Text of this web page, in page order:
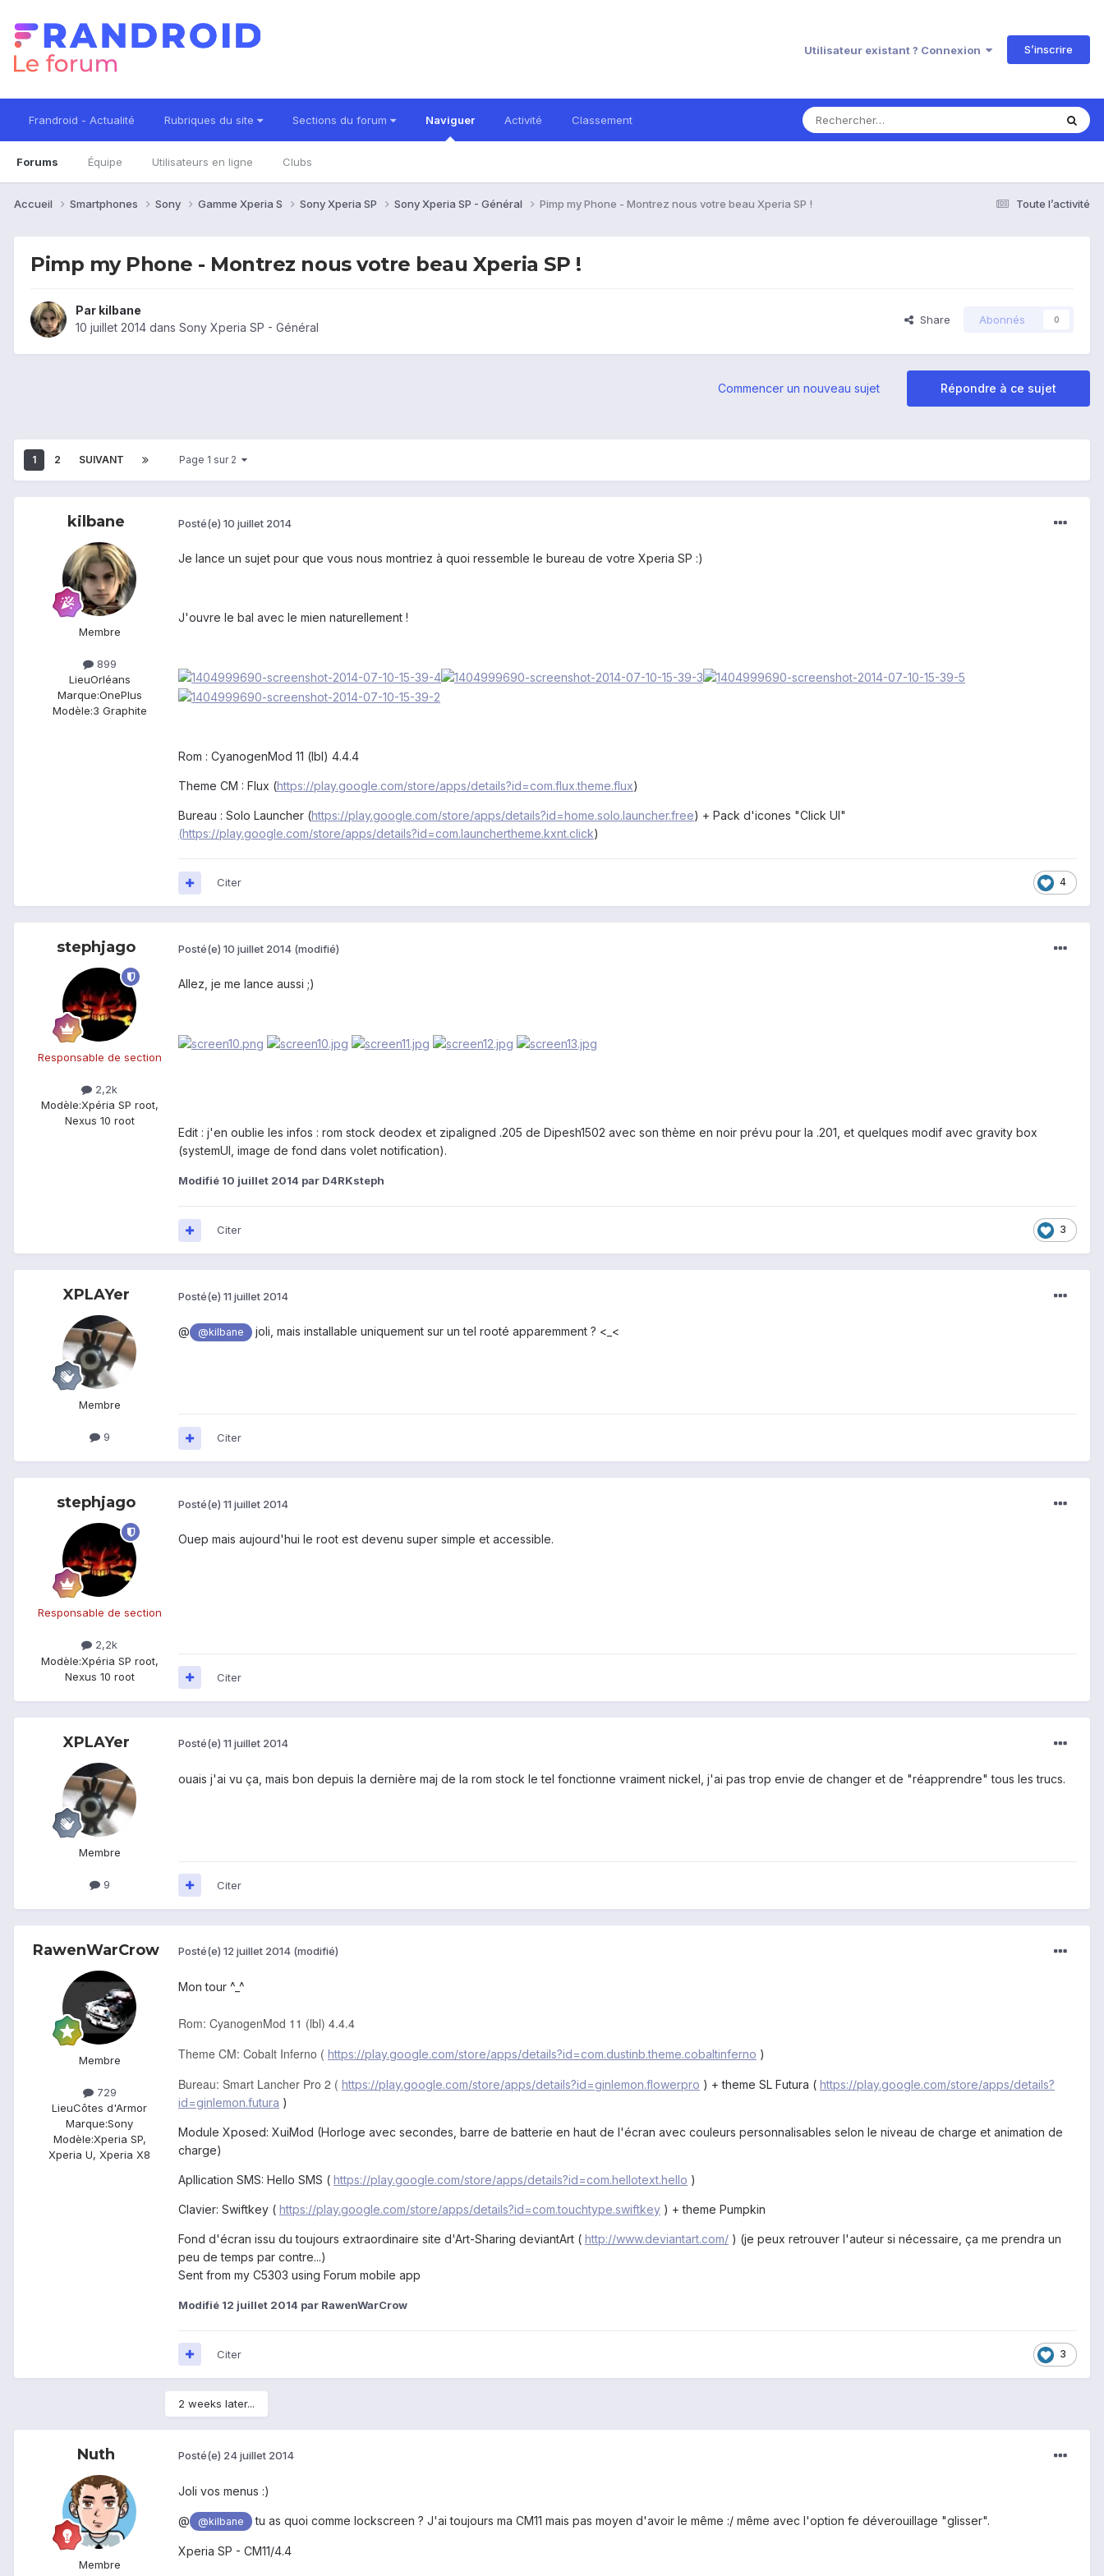
Utilisateur existant ? Connexion S’inscrire
Frandroid - Actualité Rubriques du site Sections du forum Naviguer
Forums Équipe Utilisateurs en ligne Clubs
Activité Classement
Toute l’activité
Accueil Smartphones Sony Gamme Xperia S Sony Xperia SP Sony Xperia SP - Général Pimp my Phone - Montrez nous votre beau Xperia SP !
Pimp my Phone - Montrez nous votre beau Xperia SP !
Par kilbane
10 juillet 2014 dans Sony Xperia SP - Général
Share Abonnés 0
Répondre à ce sujet
Commencer un nouveau sujet
1 2 SUIVANT Page 1 sur 2
kilbane
Membre
899
LieuOrléans
Marque:OnePlus
Modèle:3 Graphite
Posté(e) 10 juillet 2014
Je lance un sujet pour que vous nous montriez à quoi ressemble le bureau de votre Xperia SP :)
J'ouvre le bal avec le mien naturellement !
Rom : CyanogenMod 11 (lbl) 4.4.4
Theme CM : Flux (https://play.google.com/store/apps/details?id=com.flux.theme.flux)
Bureau : Solo Launcher (https://play.google.com/store/apps/details?id=home.solo.launcher.free) + Pack d'icones "Click UI"
(https://play.google.com/store/apps/details?id=com.launchertheme.kxnt.click)
4
Citer
stephjago
Responsable de section
2,2k
Modèle:Xpéria SP root,
Nexus 10 root
Posté(e) 10 juillet 2014 (modifié)
Allez, je me lance aussi ;)
Edit : j'en oublie les infos : rom stock deodex et zipaligned .205 de Dipesh1502 avec son thème en noir prévu pour la .201, et quelques modif avec gravity box
(systemUI, image de fond dans volet notification).
Modifié 10 juillet 2014 par D4RKsteph
3
Citer
XPLAYer
Membre
9
Posté(e) 11 juillet 2014
@ @kilbane joli, mais installable uniquement sur un tel rooté apparemment ? <_<
Citer
stephjago
Responsable de section
2,2k
Modèle:Xpéria SP root,
Nexus 10 root
Posté(e) 11 juillet 2014
Ouep mais aujourd'hui le root est devenu super simple et accessible.
Citer
XPLAYer
Membre
9
Posté(e) 11 juillet 2014
ouais j'ai vu ça, mais bon depuis la dernière maj de la rom stock le tel fonctionne vraiment nickel, j'ai pas trop envie de changer et de "réapprendre" tous les trucs.
Citer
RawenWarCrow
Membre
729
LieuCôtes d'Armor
Marque:Sony
Modèle:Xperia SP,
Xperia U, Xperia X8
Posté(e) 12 juillet 2014 (modifié)
Mon tour ^_^
Rom: CyanogenMod 11 (lbl) 4.4.4
Theme CM: Cobalt Inferno ( https://play.google.com/store/apps/details?id=com.dustinb.theme.cobaltinferno )
Bureau: Smart Lancher Pro 2 ( https://play.google.com/store/apps/details?id=ginlemon.flowerpro ) + theme SL Futura ( https://play.google.com/store/apps/details?
id=ginlemon.futura )
Module Xposed: XuiMod (Horloge avec secondes, barre de batterie en haut de l'écran avec couleurs personnalisables selon le niveau de charge et animation de
charge)
Apllication SMS: Hello SMS ( https://play.google.com/store/apps/details?id=com.hellotext.hello )
Clavier: Swiftkey ( https://play.google.com/store/apps/details?id=com.touchtype.swiftkey ) + theme Pumpkin
Fond d'écran issu du toujours extraordinaire site d'Art-Sharing deviantArt ( http://www.deviantart.com/ ) (je peux retrouver l'auteur si nécessaire, ça me prendra un
peu de temps par contre...)
Sent from my C5303 using Forum mobile app
Modifié 12 juillet 2014 par RawenWarCrow
3
Citer
2 weeks later...
Nuth
Membre
Posté(e) 24 juillet 2014
Joli vos menus :)
@ @kilbane tu as quoi comme lockscreen ? J'ai toujours ma CM11 mais pas moyen d'avoir le même :/ même avec l'option fe déverouillage "glisser".
Xperia SP - CM11/4.4